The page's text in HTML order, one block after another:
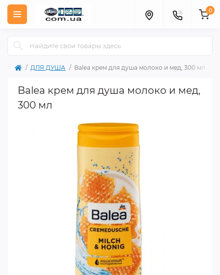
0
ДЛЯ ДУША Balea крем для душа молоко и мед, 300 мл
Balea крем для душа молоко и мед,
300 мл